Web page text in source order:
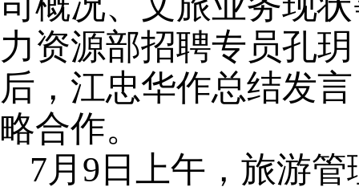
力资源部招聘专员孔
后，江忠华作总结发
略合作。
7月9日上午，旅游